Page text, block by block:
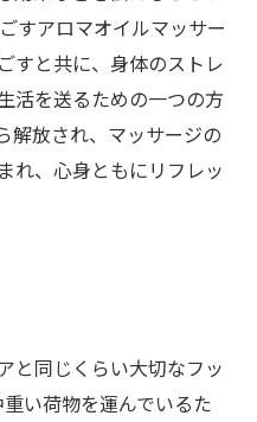
すアロマオイルマッサー
すと共に、身体のストレ
活を送るための一つの方
解放され、マッサージの
れ、心身ともにリフレッ
と同じくらい大切なフッ
い荷物を運んでいるた